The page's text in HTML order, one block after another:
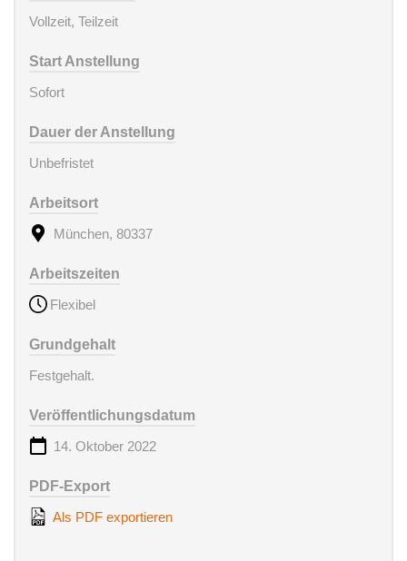
Vollzeit, Teilzeit
Start Anstellung
Sofort
Dauer der Anstellung
Unbefristet
Arbeitsort
München, 80337
Arbeitszeiten
Flexibel
Grundgehalt
Festgehalt.
Veröffentlichungsdatum
14. Oktober 2022
PDF-Export
Als PDF exportieren